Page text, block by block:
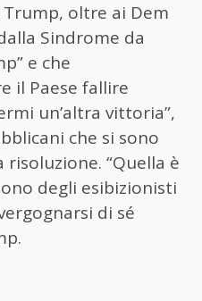
oltre ai Dem
Sindrome da
e che
il Paese fallire
un’altra vittoria”,
che si sono
“Quella è
degli esibizionisti
di sé